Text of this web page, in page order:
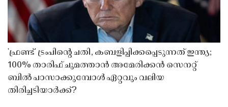
'ഫ്രണ്ട്' ട്രംപിന്റെ ചതി, കബളിപ്പിക്കപ്പെടുന്നത് ഇന്ത്യ;
100% താരിഫ് ചുമത്താൻ അമേരിക്കൻ സെനറ്റ്
ബിൽ പാസാക്കുമ്പോൾ ഏറ്റവും വലിയ
തിരിച്ചടിയാർക്ക്?